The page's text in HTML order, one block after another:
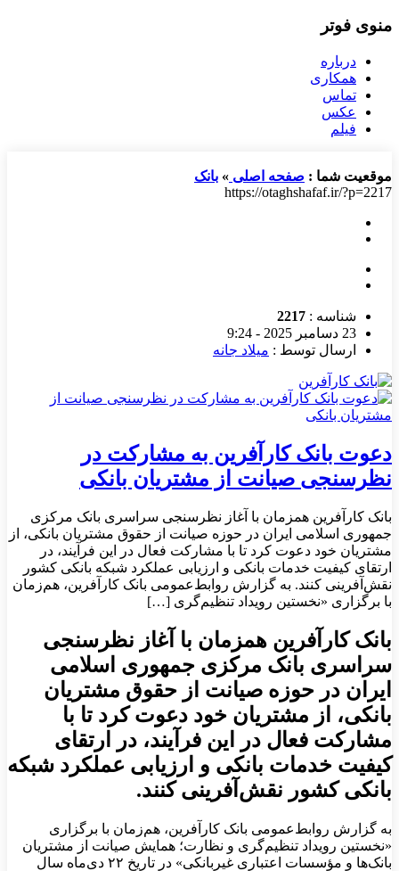
منوی فوتر
درباره
همکاری
تماس
عکس
فیلم
موقعیت شما : صفحه اصلی » بانک
https://otaghshafaf.ir/?p=2217
شناسه : 2217
23 دسامبر 2025 - 9:24
ارسال توسط : میلاد جانه
دعوت بانک کارآفرین به مشارکت در
نظرسنجی صیانت از مشتریان بانکی
بانک کارآفرین همزمان با آغاز نظرسنجی سراسری بانک مرکزی
جمهوری اسلامی ایران در حوزه صیانت از حقوق مشتریان بانکی، از
مشتریان خود دعوت کرد تا با مشارکت فعال در این فرآیند، در
ارتقای کیفیت خدمات بانکی و ارزیابی عملکرد شبکه بانکی کشور
نقش‌آفرینی کنند. به گزارش روابط‌عمومی بانک کارآفرین، هم‌زمان
با برگزاری «نخستین رویداد تنظیم‌گری […]
بانک کارآفرین همزمان با آغاز نظرسنجی
سراسری بانک مرکزی جمهوری اسلامی
ایران در حوزه صیانت از حقوق مشتریان
بانکی، از مشتریان خود دعوت کرد تا با
مشارکت فعال در این فرآیند، در ارتقای
کیفیت خدمات بانکی و ارزیابی عملکرد شبکه
بانکی کشور نقش‌آفرینی کنند.
به گزارش روابط‌عمومی بانک کارآفرین، هم‌زمان با برگزاری
«نخستین رویداد تنظیم‌گری و نظارت؛ همایش صیانت از مشتریان
بانک‌ها و مؤسسات اعتباری غیربانکی» در تاریخ ۲۲ دی‌ماه سال